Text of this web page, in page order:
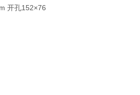
开孔152×76